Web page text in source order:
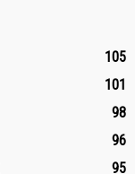
105
101
98
96
95